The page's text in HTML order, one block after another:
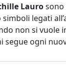
Laurosono
legati
non si vuole
ogni